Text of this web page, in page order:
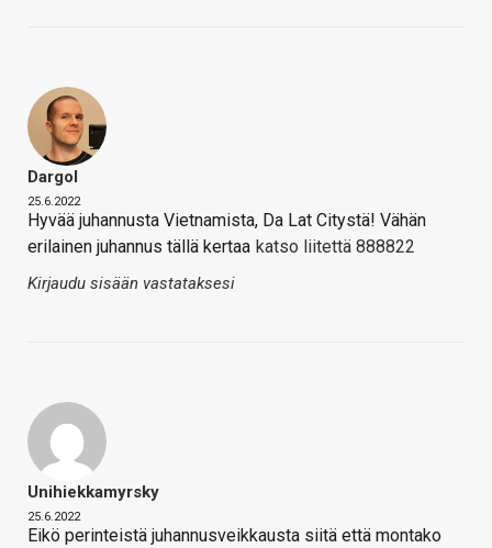
Dargol
25.6.2022
Hyvää juhannusta Vietnamista, Da Lat Citystä! Vähän
erilainen juhannus tällä kertaa katso liitettä 888822
Kirjaudu sisään vastataksesi
Unihiekkamyrsky
25.6.2022
Eikö perinteistä juhannusveikkausta siitä että montako